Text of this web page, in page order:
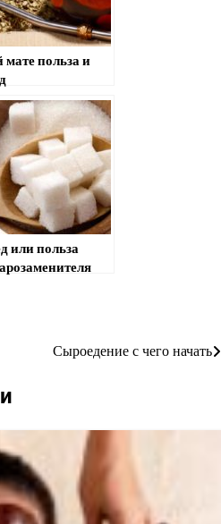
мате польза и
или польза
Сыроедение с чего начать